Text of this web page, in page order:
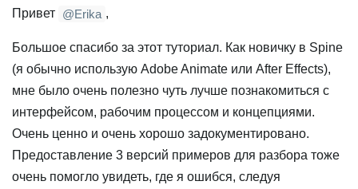
Привет @Erika ,
Большое спасибо за этот туториал. Как новичку в Spine
(я обычно использую Adobe Animate или After Effects),
мне было очень полезно чуть лучше познакомиться с
интерфейсом, рабочим процессом и концепциями.
Очень ценно и очень хорошо задокументировано.
Предоставление 3 версий примеров для разбора тоже
очень помогло увидеть, где я ошибся, следуя